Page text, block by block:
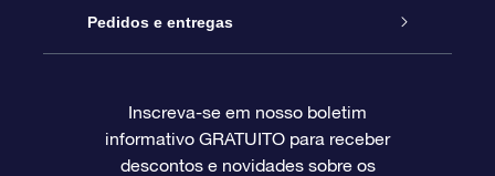
Blog
Avaliações
Pacote de presente da OSR
O cartão de presente da OSR
Star Register
Página estelar personalizada
Pedidos e entregas
Informações de pagamento
Inscreva-se em nosso boletim
informativo GRATUITO para receber
descontos e novidades sobre os